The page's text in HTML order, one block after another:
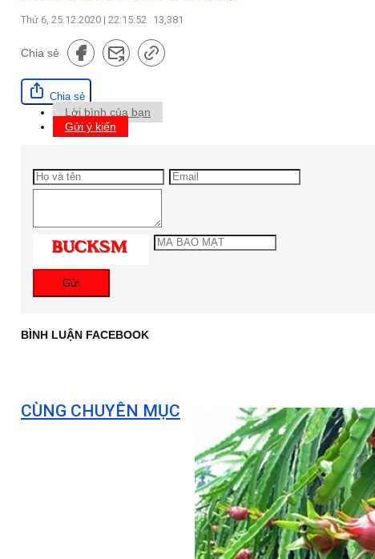
Thứ 6, 25.12.2020 | 22:15:52 13,381
Chia sẻ
Chia sẻ
Lời bình của bạn
Gửi ý kiến
Gửi
BÌNH LUẬN FACEBOOK
CÙNG CHUYÊN MỤC